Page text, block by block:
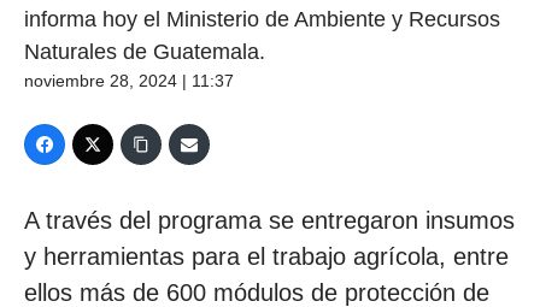
informa hoy el Ministerio de Ambiente y Recursos
Naturales de Guatemala.
noviembre 28, 2024 | 11:37
A través del programa se entregaron insumos
y herramientas para el trabajo agrícola, entre
ellos más de 600 módulos de protección de